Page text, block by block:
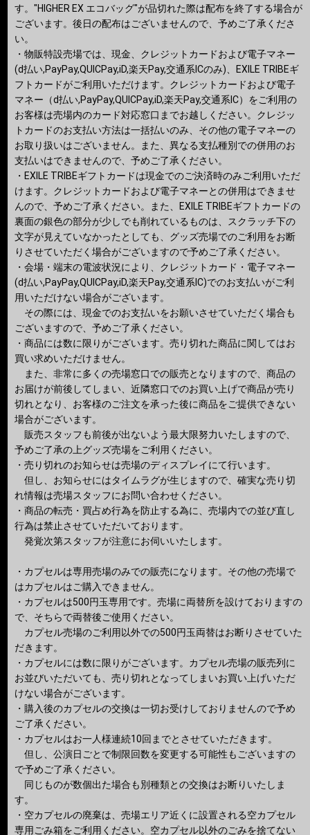
す。"HIGHER EX エコバッグ"が品切れた際は配布を終了する場合が
ございます。後日の配布はございませんので、予めご了承くださ
い。
・物販特設売場では、現金、クレジットカードおよび電子マネー
(d払い,PayPay,QUICPay,iD,楽天Pay,交通系ICのみ)、EXILE TRIBEギ
フトカードがご利用いただけます。クレジットカードおよび電子
マネー（d払い,PayPay,QUICPay,iD,楽天Pay,交通系IC）をご利用の
お客様は売場内のカード対応窓口までお越しください。クレジッ
トカードのお支払い方法は一括払いのみ、その他の電子マネーの
お取り扱いはございません。また、異なる支払種別での併用のお
支払いはできませんので、予めご了承ください。
・EXILE TRIBEギフトカードは現金でのご決済時のみご利用いただ
けます。クレジットカードおよび電子マネーとの併用はできませ
んので、予めご了承ください。また、EXILE TRIBEギフトカードの
裏面の銀色の部分が少しでも削れているものは、スクラッチ下の
文字が見えていなかったとしても、グッズ売場でのご利用をお断
りさせていただく場合がございますので予めご了承ください。
・会場・端末の電波状況により、クレジットカード・電子マネー
(d払い,PayPay,QUICPay,iD,楽天Pay,交通系IC)でのお支払いがご利
用いただけない場合がございます。
その際には、現金でのお支払いをお願いさせていただく場合も
ございますので、予めご了承ください。
・商品には数に限りがございます。売り切れた商品に関してはお
買い求めいただけません。
また、非常に多くの売場窓口での販売となりますので、商品の
お届けが前後してしまい、近隣窓口でのお買い上げで商品が売り
切れとなり、お客様のご注文を承った後に商品をご提供できない
場合がございます。
販売スタッフも前後が出ないよう最大限努力いたしますので、
予めご了承の上グッズ売場をご利用ください。
・売り切れのお知らせは売場のディスプレイにて行います。
但し、お知らせにはタイムラグが生じますので、確実な売り切
れ情報は売場スタッフにお問い合わせください。
・商品の転売・買占め行為を防止する為に、売場内での並び直し
行為は禁止させていただいております。
発覚次第スタッフが注意にお伺いいたします。
・カプセルは専用売場のみでの販売になります。その他の売場で
はカプセルはご購入できません。
・カプセルは500円玉専用です。売場に両替所を設けておりますの
で、そちらで両替後ご使用ください。
カプセル売場のご利用以外での500円玉両替はお断りさせていた
だきます。
・カプセルには数に限りがございます。カプセル売場の販売列に
お並びいただいても、売り切れとなってしまいお買い上げいただ
けない場合がございます。
・購入後のカプセルの交換は一切お受けしておりませんので予め
ご了承ください。
・カプセルはお一人様連続10回までとさせていただきます。
但し、公演日ごとで制限回数を変更する可能性もございますの
で予めご了承ください。
同じものが数個出た場合も別種類との交換はお断りいたしま
す。
・空カプセルの廃棄は、売場エリア近くに設置される空カプセル
専用ごみ箱をご利用ください。空カプセル以外のごみを捨てない